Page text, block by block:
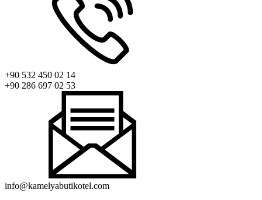
+90 532 450 02 14
+90 286 697 02 53
info@kamelyabutikotel.com